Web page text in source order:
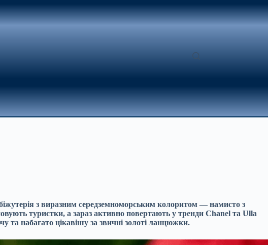
біжутерія з виразним середземноморським колоритом — намисто з
туристки, а зараз активно повертають у тренди Chanel та Ulla
та набагато цікавішу за звичні золоті ланцюжки.